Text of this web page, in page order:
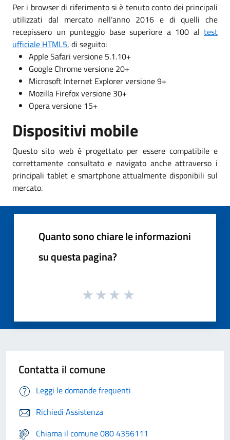
Per i browser di riferimento si è tenuto conto dei principali
utilizzati dal mercato nell’anno 2016 e di quelli che
recepissero un punteggio base superiore a 100 al test
ufficiale HTML5, di seguito:
Apple Safari versione 5.1.10+
Google Chrome versione 20+
Microsoft Internet Explorer versione 9+
Mozilla Firefox versione 30+
Opera versione 15+
Dispositivi mobile
Questo sito web è progettato per essere compatibile e
correttamente consultato e navigato anche attraverso i
principali tablet e smartphone attualmente disponibili sul
mercato.
Quanto sono chiare le informazioni
su questa pagina?
Contatta il comune
Leggi le domande frequenti
Richiedi Assistenza
Chiama il comune 080 4356111